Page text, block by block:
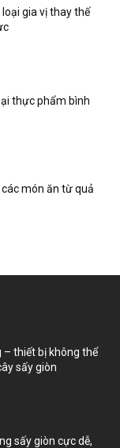
gia vị thay thế
thực phẩm bình
món ăn từ quả
– thiết bị không thể
sấy giòn
sấy giòn cực dễ,